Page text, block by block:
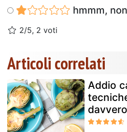
hmmm,
2/5, 2 voti
Articoli correlati
Addio